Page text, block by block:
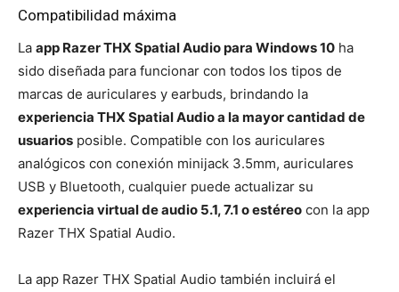
Compatibilidad máxima
La app Razer THX Spatial Audio para Windows 10 ha
sido diseñada para funcionar con todos los tipos de
marcas de auriculares y earbuds, brindando la
experiencia THX Spatial Audio a la mayor cantidad de
usuarios posible. Compatible con los auriculares
analógicos con conexión minijack 3.5mm, auriculares
USB y Bluetooth, cualquier puede actualizar su
experiencia virtual de audio 5.1, 7.1 o estéreo con la app
Razer THX Spatial Audio.
La app Razer THX Spatial Audio también incluirá el